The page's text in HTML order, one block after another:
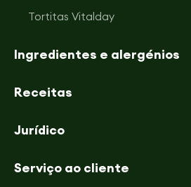
Tortitas Vitalday
Ingredientes e alergénios
Receitas
Jurídico
Serviço ao cliente